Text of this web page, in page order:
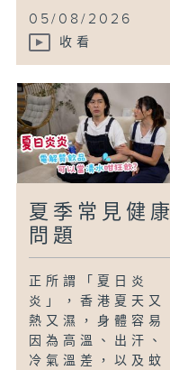
05/08/2026
收看
夏季常見健康
問題
正所謂「夏日炎
炎」，香港夏天又
熱又濕，身體容易
因為高溫、出汗、
冷氣溫差，以及蚊